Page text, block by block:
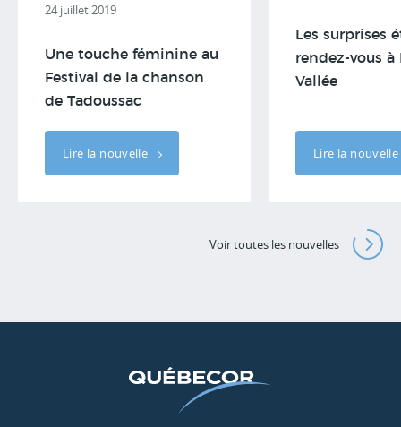
24 juillet 2019
Une touche féminine au
Festival de la chanson
de Tadoussac
Lire la nouvelle
Les surprises
rendez-vous à
Vallée
Lire la nouvelle
Voir toutes les nouvelles